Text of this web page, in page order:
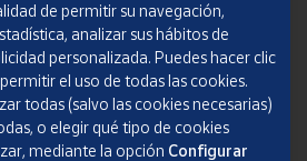
de permitir su navegación,
analizar sus hábitos de
personalizada. Puedes hacer clic
el uso de todas las cookies.
todas (salvo las cookies necesarias)
o elegir qué tipo de cookies
mediante la opción Configurar